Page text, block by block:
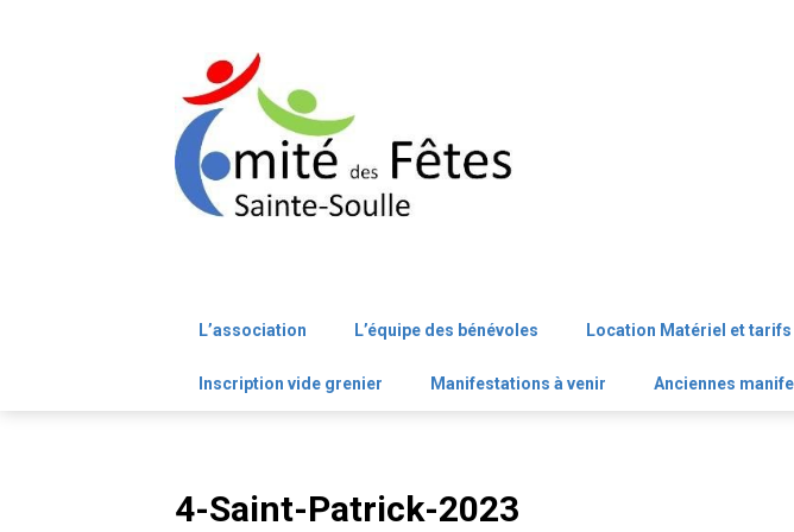
L’association L’équipe des bénévoles Location Matériel et tarifs
Inscription vide grenier Manifestations à venir Anciennes
4-Saint-Patrick-2023